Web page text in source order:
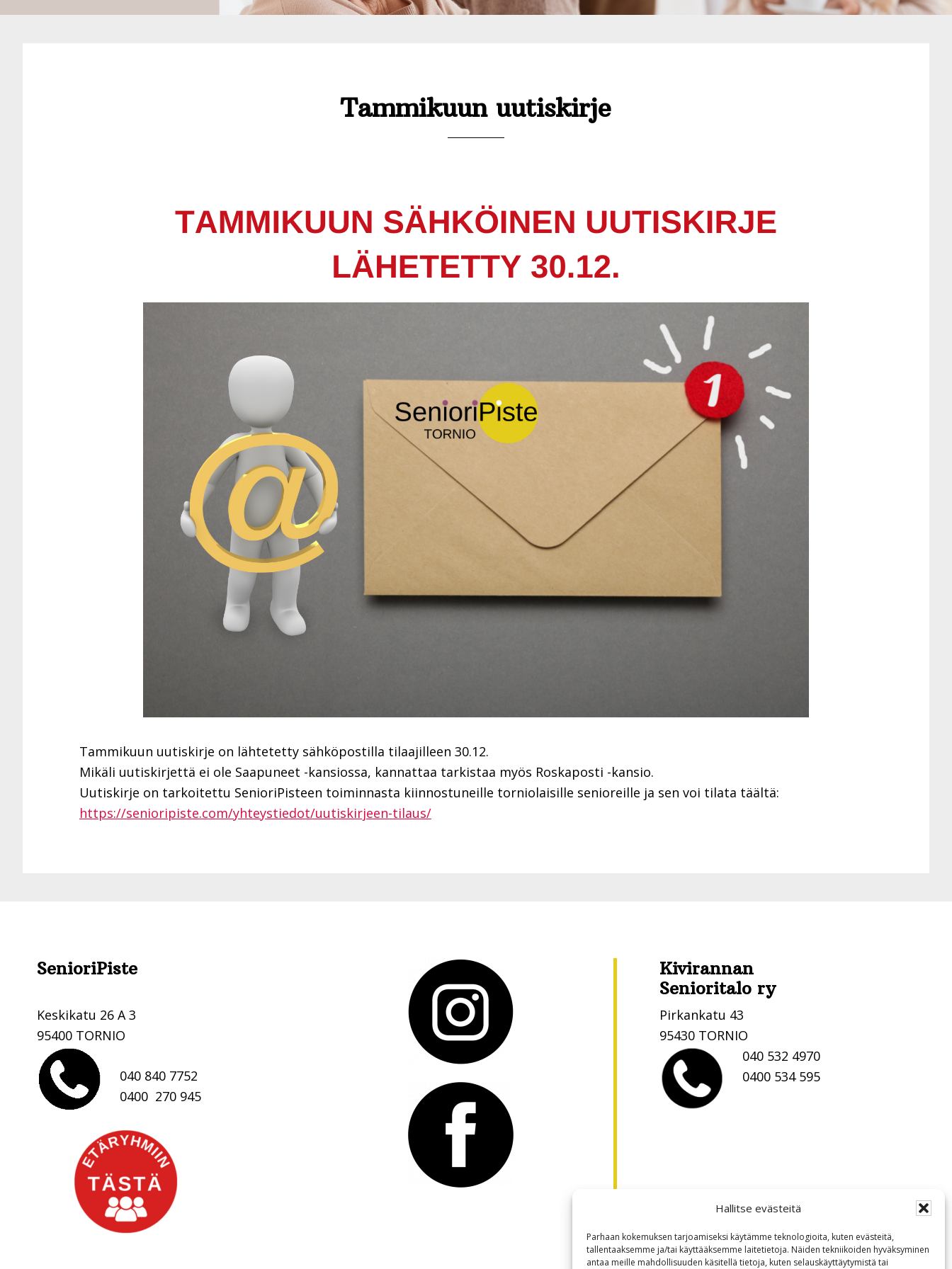
Hallitse evästeitä
Parhaan kokemuksen tarjoamiseksi käytämme teknologioita, kuten evästeitä,
tallentaaksemme ja/tai käyttääksemme laitetietoja. Näiden tekniikoiden hyväksyminen
antaa meille mahdollisuuden käsitellä tietoja, kuten selauskäyttäytymistä tai
Tammikuun uutiskirje
Tammikuun uutiskirje on lähtetetty sähköpostilla tilaajilleen 30.12.
Mikäli uutiskirjettä ei ole Saapuneet -kansiossa, kannattaa tarkistaa myös Roskaposti -kansio.
Uutiskirje on tarkoitettu SenioriPisteen toiminnasta kiinnostuneille torniolaisille senioreille ja sen voi tilata täältä:
https://senioripiste.com/yhteystiedot/uutiskirjeen-tilaus/
SenioriPiste
Keskikatu 26 A 3
95400 TORNIO
040 840 7752
0400 270 945
Kivirannan
Senioritalo ry
Pirkankatu 43
95430 TORNIO
040 532 4970
0400 534 595